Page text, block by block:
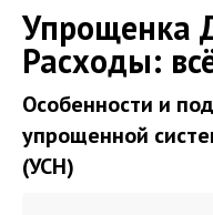
Упрощенка
Расходы:
Особенности и
упрощенной
(УСН)